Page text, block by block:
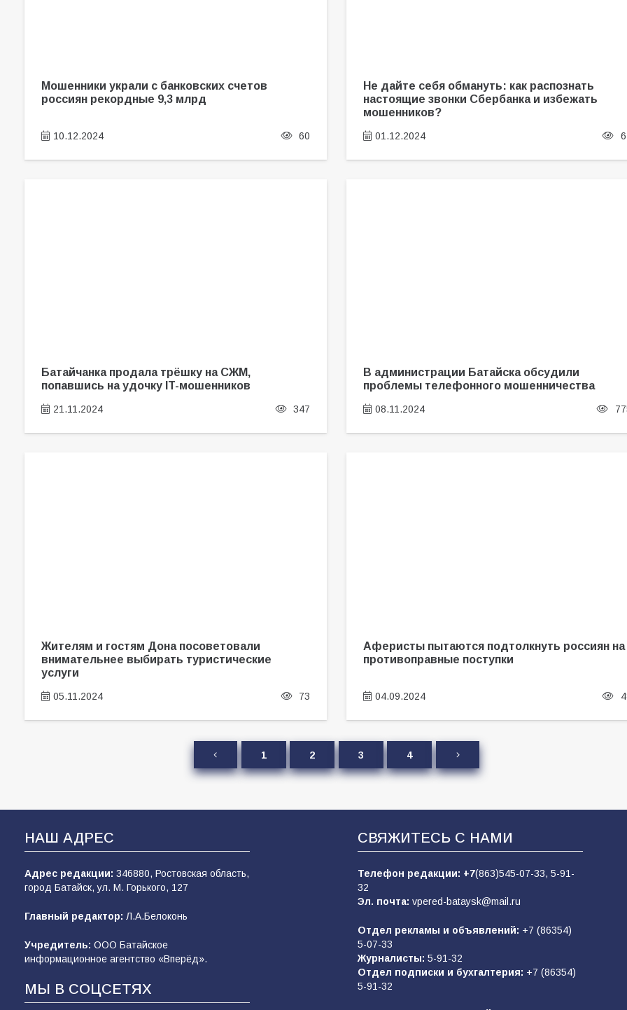
Мошенники украли с банковских счетов
россиян рекордные 9,3 млрд
10.12.2024 60
Не дайте себя обмануть: как распознать
настоящие звонки Сбербанка и избежать
мошенников?
01.12.2024
Батайчанка продала трёшку на СЖМ,
попавшись на удочку IT-мошенников
21.11.2024 347
В администрации Батайска обсудили
проблемы телефонного мошенничества
08.11.2024
Жителям и гостям Дона посоветовали
внимательнее выбирать туристические
услуги
05.11.2024 73
Аферисты пытаются подтолкнуть россиян на
противоправные поступки
04.09.2024
1 2 3 4
НАШ АДРЕС
Адрес редакции: 346880, Ростовская область,
город Батайск, ул. М. Горького, 127
Главный редактор: Л.А.Белоконь
Учредитель: ООО Батайское
информационное агентство «Вперёд».
МЫ В СОЦСЕТЯХ
СВЯЖИТЕСЬ С НАМИ
Телефон редакции: +7(863)545-07-33, 5-91-
32
Эл. почта: vpered-bataysk@mail.ru
Отдел рекламы и объявлений: +7 (86354)
5-07-33
Журналисты: 5-91-32
Отдел подписки и бухгалтерия: +7 (86354)
5-91-32